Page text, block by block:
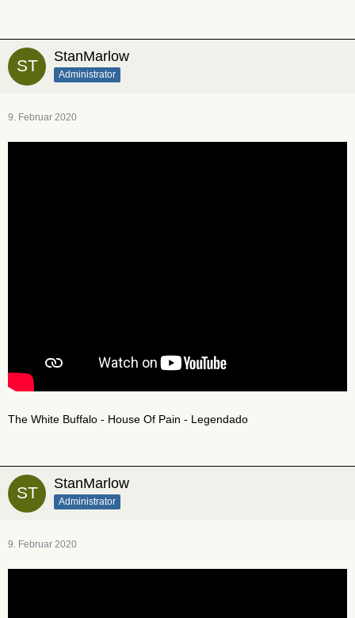
StanMarlow
Administrator
9. Februar 2020
The White Buffalo - House Of Pain - Legendado
StanMarlow
Administrator
9. Februar 2020